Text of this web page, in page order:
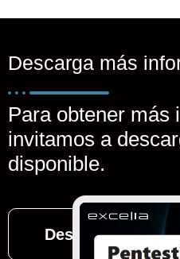
Descarga más
Para obtener más
invitamos a
disponible.
Descargar